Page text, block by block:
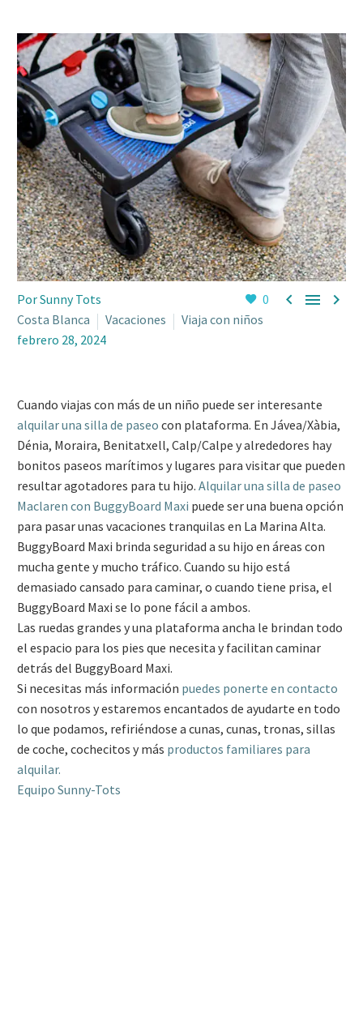
0   
Por Sunny Tots
Costa Blanca
Vacaciones
Viaja con niños
febrero 28, 2024
Cuando viajas con más de un niño puede ser interesante
alquilar una silla de paseo con plataforma. En Jávea/Xàbia,
Dénia, Moraira, Benitatxell, Calp/Calpe y alrededores hay
bonitos paseos marítimos y lugares para visitar que pueden
resultar agotadores para tu hijo. Alquilar una silla de paseo
Maclaren con BuggyBoard Maxi puede ser una buena opción
para pasar unas vacaciones tranquilas en La Marina Alta.
BuggyBoard Maxi brinda seguridad a su hijo en áreas con
mucha gente y mucho tráfico. Cuando su hijo está
demasiado cansado para caminar, o cuando tiene prisa, el
BuggyBoard Maxi se lo pone fácil a ambos.
Las ruedas grandes y una plataforma ancha le brindan todo
el espacio para los pies que necesita y facilitan caminar
detrás del BuggyBoard Maxi.
Si necesitas más información puedes ponerte en contacto
con nosotros y estaremos encantados de ayudarte en todo
lo que podamos, refiriéndose a cunas, cunas, tronas, sillas
de coche, cochecitos y más productos familiares para
alquilar.
Equipo Sunny-Tots